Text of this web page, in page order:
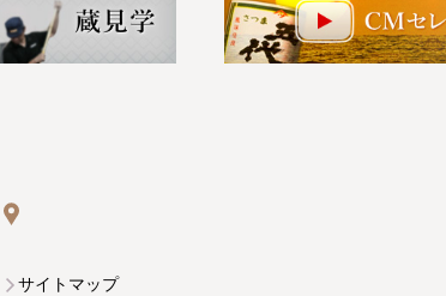
サイトマップ